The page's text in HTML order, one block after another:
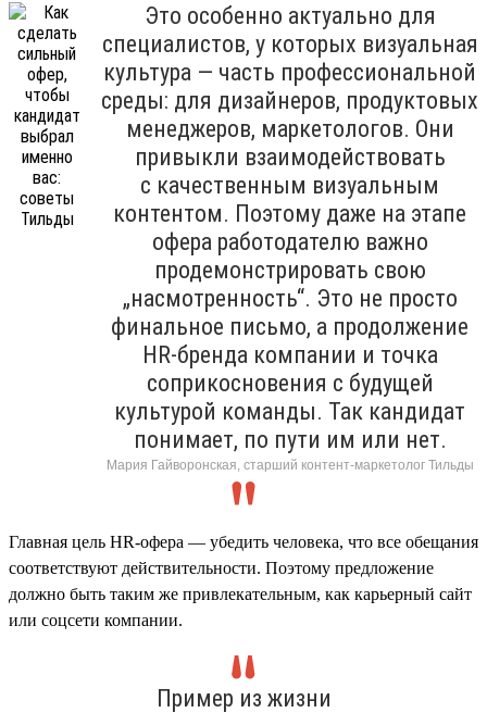
Это особенно актуально для
специалистов, у которых визуальная
культура — часть профессиональной
среды: для дизайнеров, продуктовых
менеджеров, маркетологов. Они
привыкли взаимодействовать
с качественным визуальным
контентом. Поэтому даже на этапе
офера работодателю важно
продемонстрировать свою
„насмотренность“. Это не просто
финальное письмо, а продолжение
HR-бренда компании и точка
соприкосновения с будущей
культурой команды. Так кандидат
понимает, по пути им или нет.
Мария Гайворонская, старший контент-маркетолог Тильды
Главная цель HR-офера — убедить человека, что все обещания
соответствуют действительности. Поэтому предложение
должно быть таким же привлекательным, как карьерный сайт
или соцсети компании.
Пример из жизни